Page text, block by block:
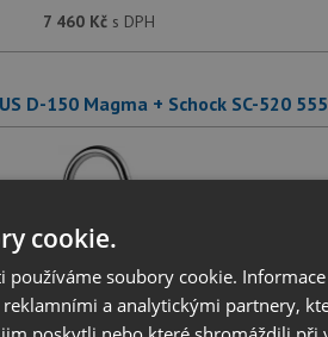
7 460 Kčs DPH
D-150 Magma + Schock SC-520
cookie.
používáme soubory cookie.
a analytickými partnery,